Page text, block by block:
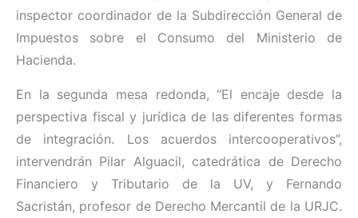
inspector coordinador de la Subdirección General de
Impuestos sobre el Consumo del Ministerio de
Hacienda.
En la segunda mesa redonda, “El encaje desde la
perspectiva fiscal y jurídica de las diferentes formas
de integración. Los acuerdos intercooperativos”,
intervendrán Pilar Alguacil, catedrática de Derecho
Financiero y Tributario de la UV, y Fernando
Sacristán, profesor de Derecho Mercantil de la URJC.